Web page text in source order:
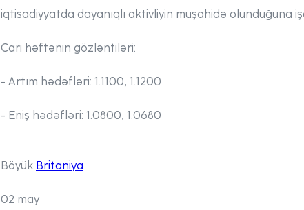
iqtisadiyyatda dayanıqlı aktivliyin müşahidə olunduğuna
Cari həftənin gözləntiləri:
- Artım hədəfləri: 1.1100, 1.1200
- Eniş hədəfləri: 1.0800, 1.0680
Böyük Britaniya
02 may